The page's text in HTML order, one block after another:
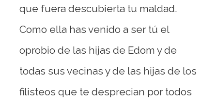
que fuera descubierta tu maldad.
Como ella has venido a ser tú el
oprobio de las hijas de Edom y de
todas sus vecinas y de las hijas de los
filisteos que te desprecian por todos